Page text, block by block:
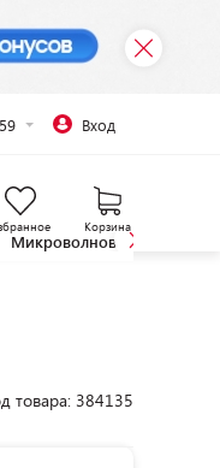
Вход
Корзина
Микроволновые печи
товара: 384135